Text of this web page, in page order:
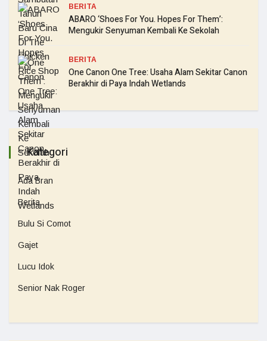
BERITA
ABARO ‘Shoes For You. Hopes For Them’:
Mengukir Senyuman Kembali Ke Sekolah
BERITA
One Canon One Tree: Usaha Alam Sekitar Canon
Berakhir di Paya Indah Wetlands
Kategori
Ada Bran
Berita
Bulu Si Comot
Gajet
Lucu Idok
Senior Nak Roger